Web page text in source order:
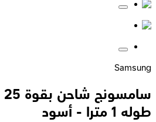
Samsung
طوله 1 مترا - أسود